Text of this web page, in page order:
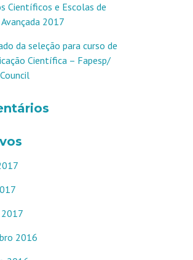
Científicos e Escolas de
Avançada 2017
da seleção para curso de
Científica – Fapesp/
2016